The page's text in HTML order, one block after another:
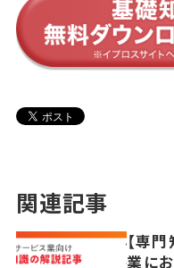
関連記事
【専
業に